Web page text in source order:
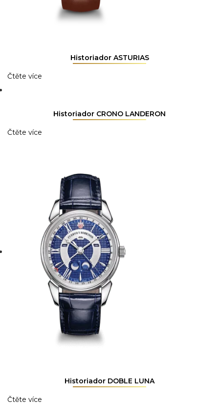
Historiador ASTURIAS
Čtěte více
Historiador CRONO LANDERON
Čtěte více
Historiador DOBLE LUNA
Čtěte více